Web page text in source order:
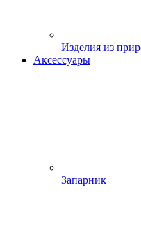
Изделия из
Аксессуары
Запарник